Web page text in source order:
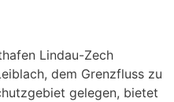
Lindau-Zech
dem Grenzfluss zu
gelegen, bietet